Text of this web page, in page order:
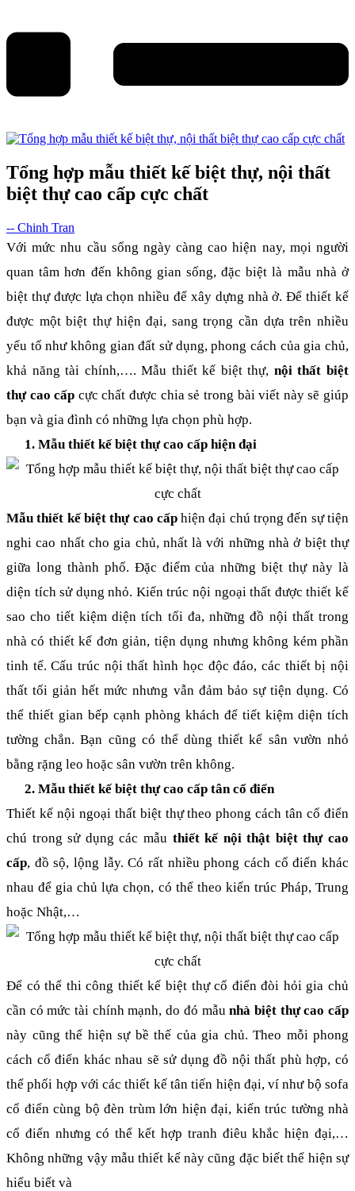
Tổng hợp mẫu thiết kế biệt thự, nội thất
biệt thự cao cấp cực chất
-- Chinh Tran
Với mức nhu cầu sống ngày càng cao hiện nay, mọi người
quan tâm hơn đến không gian sống, đặc biệt là mẫu nhà ở
biệt thự được lựa chọn nhiều để xây dựng nhà ở. Để thiết kế
được một biệt thự hiện đại, sang trọng cần dựa trên nhiều
yếu tố như không gian đất sử dụng, phong cách của gia chủ,
khả năng tài chính,…. Mẫu thiết kế biệt thự, nội thất biệt
thự cao cấp cực chất được chia sẻ trong bài viết này sẽ giúp
bạn và gia đình có những lựa chọn phù hợp.
Mẫu thiết kế biệt thự cao cấp hiện đại
Mẫu thiết kế biệt thự cao cấp hiện đại chú trọng đến sự tiện
nghi cao nhất cho gia chủ, nhất là với những nhà ở biệt thự
giữa long thành phố. Đặc điểm của những biệt thự này là
diện tích sử dụng nhỏ. Kiến trúc nội ngoại thất được thiết kế
sao cho tiết kiệm diện tích tối đa, những đồ nội thất trong
nhà có thiết kế đơn giản, tiện dụng nhưng không kém phần
tinh tế. Cấu trúc nội thất hình học độc đáo, các thiết bị nội
thất tối giản hết mức nhưng vẫn đảm bảo sự tiện dụng. Có
thể thiết gian bếp cạnh phòng khách để tiết kiệm diện tích
tường chắn. Bạn cũng có thể dùng thiết kế sân vườn nhỏ
bằng rặng leo hoặc sân vườn trên không.
Mẫu thiết kế biệt thự cao cấp tân cổ điển
Thiết kế nội ngoại thất biệt thự theo phong cách tân cổ điển
chú trong sử dụng các mẫu thiết kế nội thật biệt thự cao
cấp, đồ sộ, lộng lẫy. Có rất nhiều phong cách cổ điển khác
nhau để gia chủ lựa chọn, có thể theo kiến trúc Pháp, Trung
hoặc Nhật,…
Để có thể thi công thiết kế biệt thự cổ điển đòi hỏi gia chủ
cần có mức tài chính mạnh, do đó mẫu nhà biệt thự cao cấp
này cũng thể hiện sự bề thế của gia chủ. Theo mỗi phong
cách cổ điển khác nhau sẽ sử dụng đồ nội thất phù hợp, có
thể phối hợp với các thiết kế tân tiến hiện đại, ví như bộ sofa
cổ điển cùng bộ đèn trùm lớn hiện đại, kiến trúc tường nhà
cổ điển nhưng có thể kết hợp tranh điêu khắc hiện đại,…
Không những vậy mẫu thiết kế này cũng đặc biết thể hiện sự
hiểu biết và